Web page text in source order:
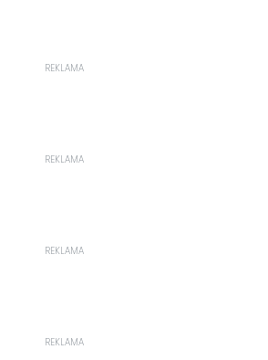
REKLAMA
REKLAMA
REKLAMA
REKLAMA